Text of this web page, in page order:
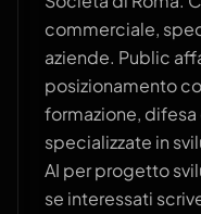
commerciale,
aziende. Public
posizionamento
formazione,
specializzate in
AI per progetto
se interessati